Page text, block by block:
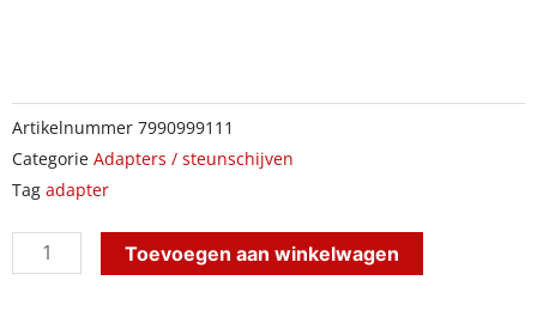
Artikelnummer 7990999111
Categorie Adapters / steunschijven
Tag adapter
adapter
Fitting
Toevoegen aan winkelwagen